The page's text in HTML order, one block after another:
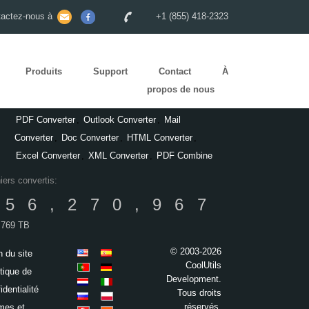
nous à +1 (855) 418-2323
Produits Support Contact
À
propos de nous
PDF Converter Outlook Converter
Mail
Converter
Doc Converter HTML Converter
Excel Converter
XML Converter PDF Combine
convertis:
TB
du site
de
© 2003-2026
CoolUtils
Development.
Tous droits
réservés.